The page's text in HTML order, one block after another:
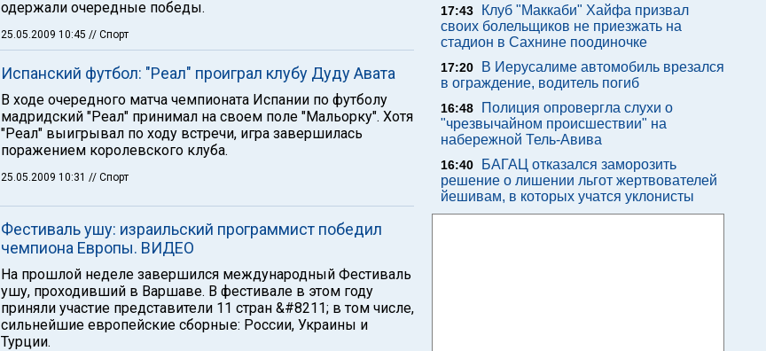
одержали очередные победы.
25.05.2009 10:45 // Спорт
Испанский футбол: "Реал" проиграл клубу Дуду Авата
В ходе очередного матча чемпионата Испании по футболу
мадридский "Реал" принимал на своем поле "Мальорку". Хотя
"Реал" выигрывал по ходу встречи, игра завершилась
поражением королевского клуба.
25.05.2009 10:31 // Спорт
Фестиваль ушу: израильский программист победил
чемпиона Европы. ВИДЕО
На прошлой неделе завершился международный Фестиваль
ушу, проходивший в Варшаве. В фестивале в этом году
приняли участие представители 11 стран &#8211; в том числе,
сильнейшие европейские сборные: России, Украины и
Турции.
17:43
Клуб "Маккаби" Хайфа призвал
своих болельщиков не приезжать на
стадион в Сахнине поодиночке
17:20
В Иерусалиме автомобиль врезался
в ограждение, водитель погиб
16:48
Полиция опровергла слухи о
"чрезвычайном происшествии" на
набережной Тель-Авива
16:40
БАГАЦ отказался заморозить
решение о лишении льгот жертвователей
йешивам, в которых учатся уклонисты